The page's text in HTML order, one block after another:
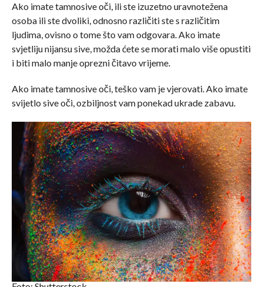
Ako imate tamnosive oči, ili ste izuzetno uravnotežena
osoba ili ste dvoliki, odnosno različiti ste s različitim
ljudima, ovisno o tome što vam odgovara. Ako imate
svjetliju nijansu sive, možda ćete se morati malo više opustiti
i biti malo manje oprezni čitavo vrijeme.
Ako imate tamnosive oči, teško vam je vjerovati. Ako imate
svijetlo sive oči, ozbiljnost vam ponekad ukrade zabavu.